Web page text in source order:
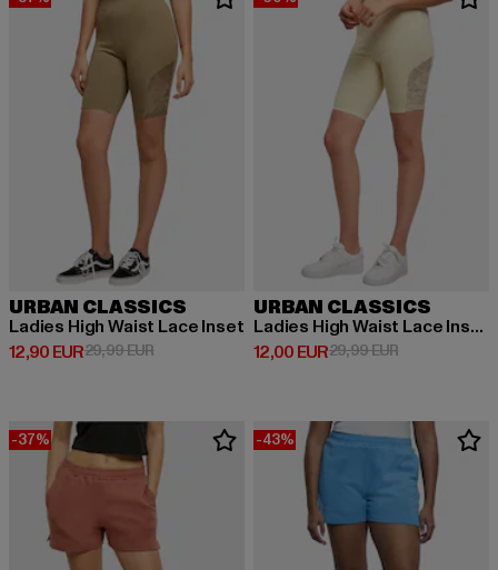
URBAN CLASSICS
Ladies High Waist Lace Inset
12,90 EUR
Derzeitiger Preis: 12,90 EUR
29,99 EURAktionspreis: 29,99 EUR
URBAN CLASSICS
Ladies High Waist Lace Inset Cycle
12,00 EUR
Derzeitiger Preis: 12,00 EUR
29,99 EURAktionspreis:
-37% -43%